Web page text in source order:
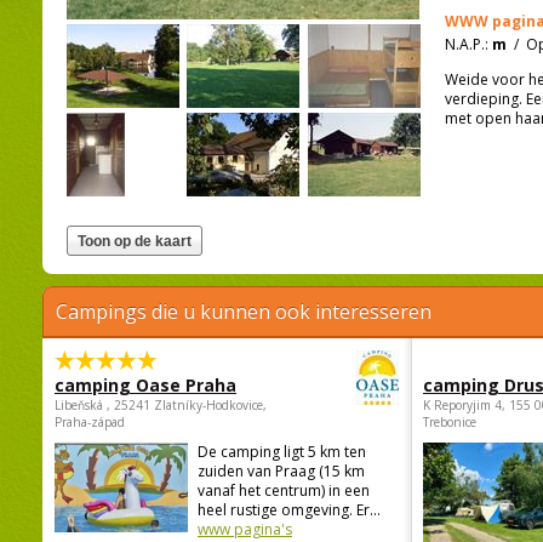
WWW
N.A.P.: m /
Weide voor
verdieping.
met open
Campings die u kunnen ook interesseren
camping Oase Praha
Libeňská , 25241 Zlatníky-Hodkovice,
Praha-západ
De camping ligt 5 km ten
zuiden van Praag (15 km
vanaf het centrum) in een
heel rustige omgeving. Er...
www pagina's
camping
K Reporyjim 4, 155
Trebonice